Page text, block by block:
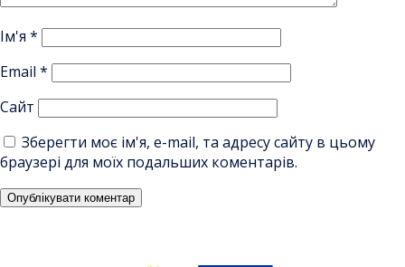
Ім'я *
Email *
Сайт
Зберегти моє ім'я, e-mail, та адресу сайту в цьому
браузері для моїх подальших коментарів.